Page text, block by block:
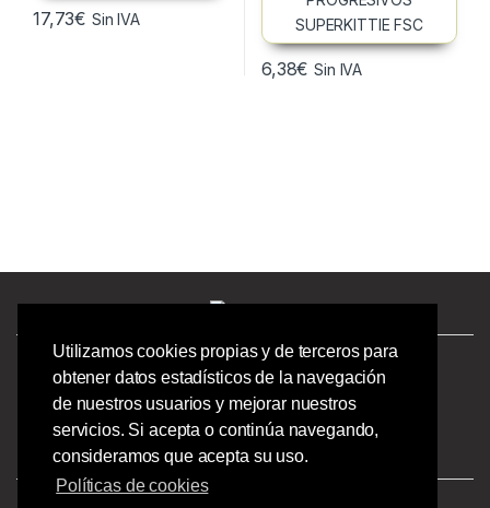
Utilizamos cookies propias y de terceros para
obtener datos estadísticos de la navegación
de nuestros usuarios y mejorar nuestros
servicios. Si acepta o continúa navegando,
consideramos que acepta su uso.
Políticas de cookies
17,73€ Sin IVA
6,38€ Sin IVA
¿Tienes preguntas? ¡Llámanos!
986244723 |
Calle Barcelona 41,
Bajo Izquierdo,
Vigo - Pontevedra.